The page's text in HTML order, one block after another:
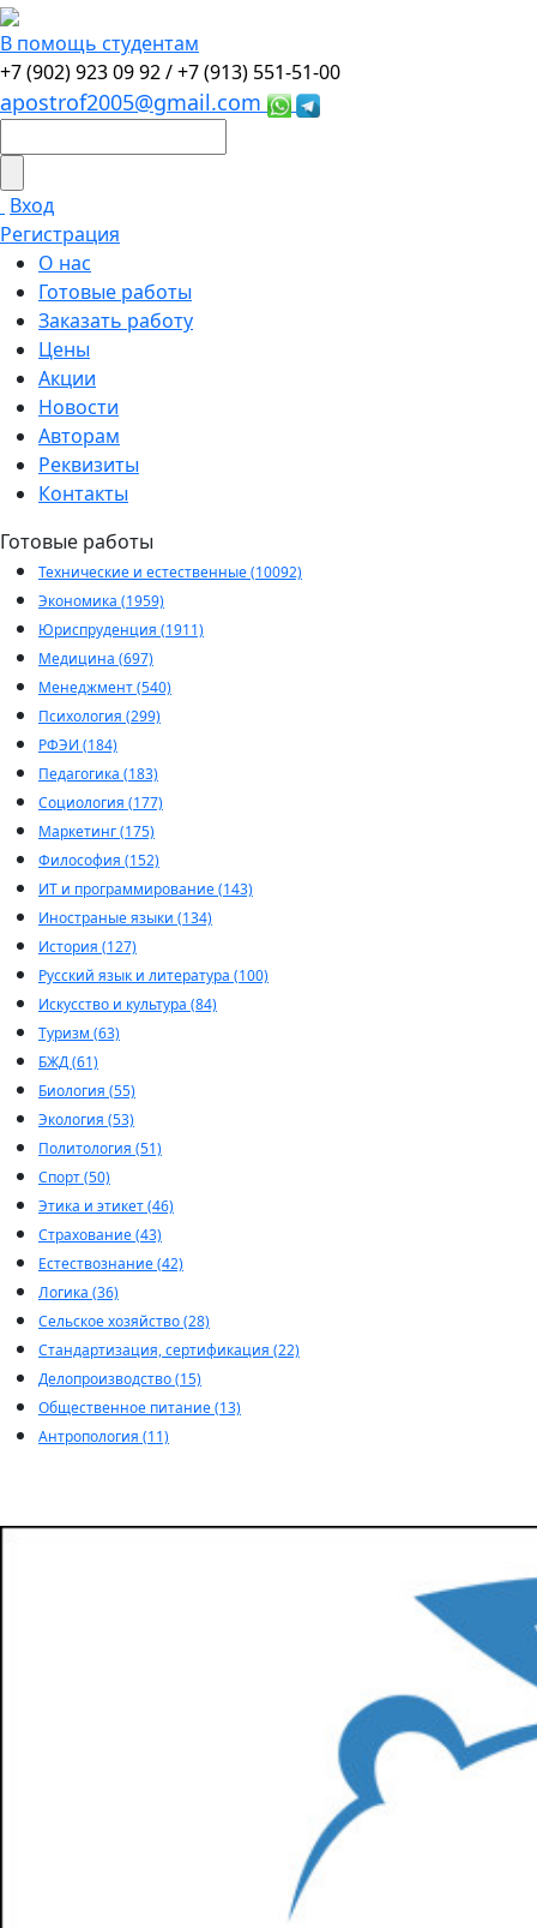
В помощь студентам
+7 (902) 923 09 92 /+7 (913) 551-51-00
apostrof2005@gmail.com
Вход
Регистрация
О нас
Готовые работы
Заказать работу
Цены
Акции
Новости
Авторам
Реквизиты
Контакты
Готовые работы
Технические и естественные (10092)
Экономика (1959)
Юриспруденция (1911)
Медицина (697)
Менеджмент (540)
Психология (299)
РФЭИ (184)
Педагогика (183)
Социология (177)
Маркетинг (175)
Философия (152)
ИТ и программирование (143)
Иностраные языки (134)
История (127)
Русский язык и литература (100)
Искусство и культура (84)
Туризм (63)
БЖД (61)
Биология (55)
Экология (53)
Политология (51)
Спорт (50)
Этика и этикет (46)
Страхование (43)
Естествознание (42)
Логика (36)
Сельское хозяйство (28)
Стандартизация, сертификация (22)
Делопроизводство (15)
Общественное питание (13)
Антропология (11)